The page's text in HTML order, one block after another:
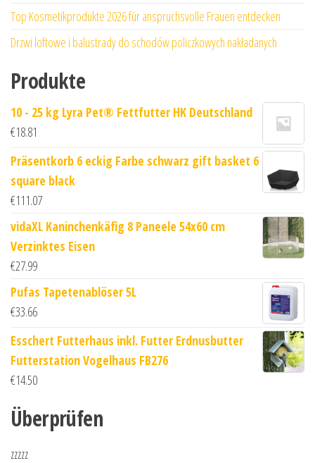
Top Kosmetikprodukte 2026 für anspruchsvolle Frauen entdecken
Drzwi loftowe i balustrady do schodów policzkowych nakładanych
Produkte
10 - 25 kg Lyra Pet® Fettfutter HK Deutschland
€18.81
Präsentkorb 6 eckig Farbe schwarz gift basket 6
square black
€111.07
vidaXL Kaninchenkäfig 8 Paneele 54x60 cm
Verzinktes Eisen
€27.99
Pufas Tapetenablöser 5L
€33.66
Esschert Futterhaus inkl. Futter Erdnusbutter
Futterstation Vogelhaus FB276
€14.50
Überprüfen
zzzzz